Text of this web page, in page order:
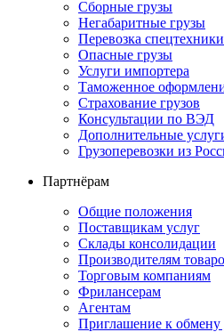
Сборные грузы
Негабаритные грузы
Перевозка спецтехники
Опасные грузы
Услуги импортера
Таможенное
Страхование грузов
Консультации по ВЭД
Дополнительные
Грузоперевозки из
Партнёрам
Общие положения
Поставщикам услуг
Склады консолидации
Производителям
Торговым компаниям
Фрилансерам
Агентам
Приглашение к